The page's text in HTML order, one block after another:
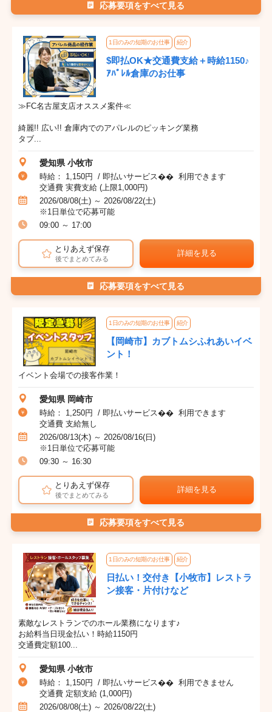
応募要項をすべて見る
1日のみの短期のお仕事 紹介
$即払OK★交通費支給＋時給1150♪
ｱﾊﾟﾚﾙ倉庫のお仕事
≫FC名古屋支店オススメ案件≪
綺麗!! 広い!! 倉庫内でのアパレルのピッキング業務
タブ...
愛知県 小牧市
時給： 1,150円 / 即払いサービス�� 利用できます
交通費 実費支給 (上限1,000円)
2026/08/08(土) ～ 2026/08/22(土)
※1日単位で応募可能
09:00 ～ 17:00
とりあえず保存
後でまとめてみる
詳細を見る
応募要項をすべて見る
1日のみの短期のお仕事 紹介
【岡崎市】カブトムシふれあいイベ
ント！
イベント会場での接客作業！
愛知県 岡崎市
時給： 1,250円 / 即払いサービス�� 利用できます
交通費 支給無し
2026/08/13(木) ～ 2026/08/16(日)
※1日単位で応募可能
09:30 ～ 16:30
とりあえず保存
後でまとめてみる
詳細を見る
応募要項をすべて見る
1日のみの短期のお仕事 紹介
日払い！交付き【小牧市】レストラ
ン接客・片付けなど
素敵なレストランでのホール業務になります♪
お給料当日現金払い！時給1150円
交通費定額100...
愛知県 小牧市
時給： 1,150円 / 即払いサービス�� 利用できません
交通費 定額支給 (1,000円)
2026/08/08(土) ～ 2026/08/22(土)